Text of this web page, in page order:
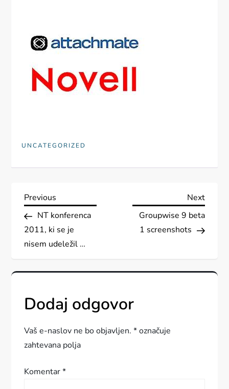
UNCATEGORIZED
N
a
v
i
g
a
c
i
Previous
Post
Previous
NT konferenca
2011, ki se je
nisem udeležil …
Next
Post
Next
Groupwise 9 beta
1 screenshots
Dodaj odgovor
Vaš e-naslov ne bo objavljen. *označuje
zahtevana polja
Komentar*